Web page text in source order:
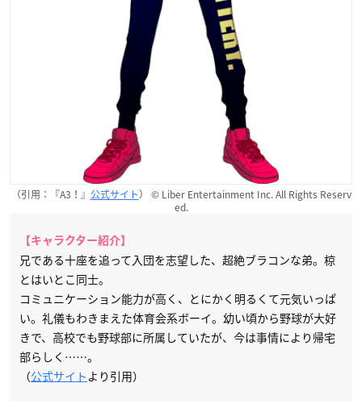
（引用：『A3！』 公式サイト） © Liber Entertainment Inc. All Rights Reserv
ed.
【キャラクター紹介】
兄である十座を追って入団を志望した、超絶ブラコンな弟。椋
とはいとこ同士。
コミュニケーション能力が高く、とにかく明るくて元気いっぱ
い。礼儀もわきまえた体育会系ボーイ。幼い頃から野球が大好
きで、高校でも野球部に所属していたが、今は事情により帰宅
部らしく……。
（公式サイト より引用）